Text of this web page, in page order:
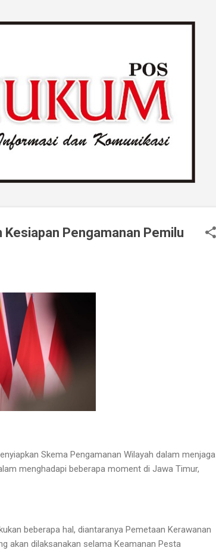
Pengamanan Pemilu
Skema Pengamanan Wilayah dalam menjaga
menghadapi beberapa moment di Jawa Timur,
beberapa hal, diantaranya Pemetaan Kerawanan
akan dilaksanakan selama Keamanan Pesta